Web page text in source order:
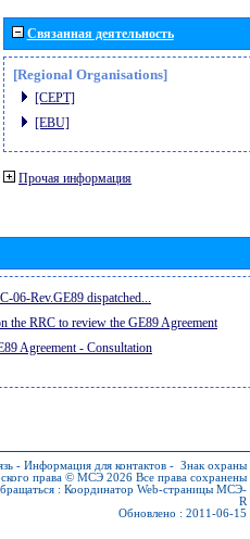
Связанная деятельность
[Regional Organisations]
[CEPT]
[EBU]
Прочая информация
06-Rev.GE89 dispatched...
the RRC to review the GE89 Agreement
Agreement - Consultation
- Информация для контактов - Знак охраны
права © МСЭ 2026 Все права сохранены
: Координатор Web-страницы МСЭ-
R
Обновлено : 2011-06-15